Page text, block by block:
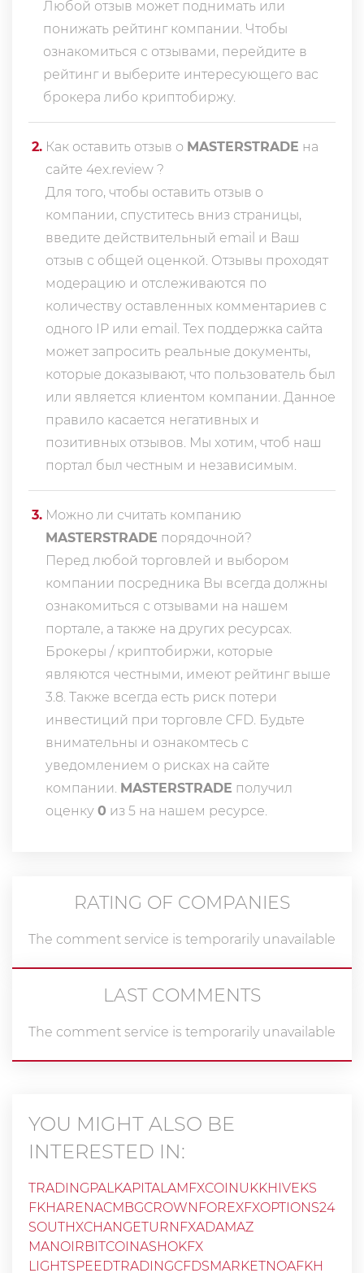
Любой отзыв может поднимать или
понижать рейтинг компании. Чтобы
ознакомиться с отзывами, перейдите в
рейтинг и выберите интересующего вас
брокера либо криптобиржу.
2. Как оставить отзыв о MASTERSTRADE на
сайте 4ex.review ?
Для того, чтобы оставить отзыв о
компании, спуститесь вниз страницы,
введите действительный email и Ваш
отзыв с общей оценкой. Отзывы проходят
модерацию и отслеживаются по
количеству оставленных комментариев с
одного IP или email. Тех поддержка сайта
может запросить реальные документы,
которые доказывают, что пользователь был
или является клиентом компании. Данное
правило касается негативных и
позитивных отзывов. Мы хотим, чтоб наш
портал был честным и независимым.
3. Можно ли считать компанию
MASTERSTRADE порядочной?
Перед любой торговлей и выбором
компании посредника Вы всегда должны
ознакомиться с отзывами на нашем
портале, а также на других ресурсах.
Брокеры / криптобиржи, которые
являются честными, имеют рейтинг выше
3.8. Также всегда еcть риск потери
инвестиций при торговле CFD. Будьте
внимательны и ознакомтесь с
уведомлением о рисках на сайте
компании. MASTERSTRADE получил
оценку 0 из 5 на нашем ресурсе.
RATING OF COMPANIES
The comment service is temporarily unavailable
LAST COMMENTS
The comment service is temporarily unavailable
YOU MIGHT ALSO BE
INTERESTED IN:
TRADINGPALKAPITALAMFXCOINUKKHIVEKS
FKHARENACMBGCROWNFOREXFXOPTIONS24
SOUTHXCHANGETURNFXADAMAZ
MANOIRBITCOINASHOKFX
LIGHTSPEEDTRADINGCFDSMARKETNOAFKH